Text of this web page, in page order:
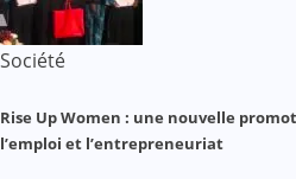
Société
Rise Up Women : une nouvelle
l’emploi et l’entrepreneuriat